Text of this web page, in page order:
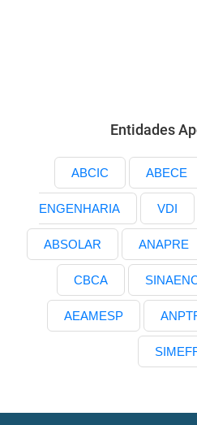
Entidades
ABCIC ABECE
ENGENHARIA VDI
ABSOLAR ANAPRE
CBCA
AEAMESP